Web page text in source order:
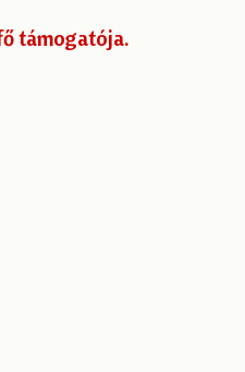
támogatója